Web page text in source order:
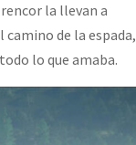
la llevan a
de la espada,
lo que amaba.